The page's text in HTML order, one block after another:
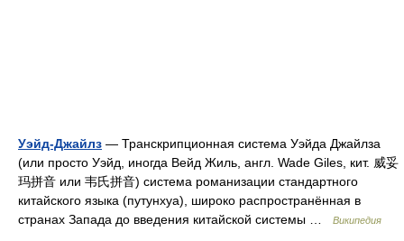
Уэйд-Джайлз — Транскрипционная система Уэйда Джайлза
(или просто Уэйд, иногда Вейд Жиль, англ. Wade Giles, кит. 威妥
玛拼音 или 韦氏拼音) система романизации стандартного
китайского языка (путунхуа), широко распространённая в
странах Запада до введения китайской системы …
Википедия